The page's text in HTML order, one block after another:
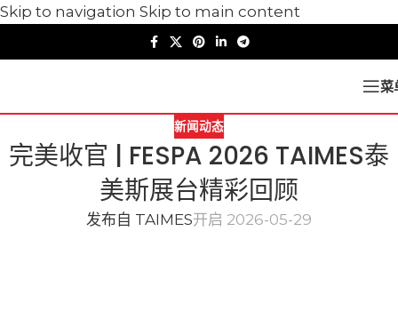
Skip to navigation Skip to main content
菜
新闻动态
完美收官 | FESPA 2026 TAIMES泰
美斯展台精彩回顾
发布自 TAIMES开启 2026-05-29